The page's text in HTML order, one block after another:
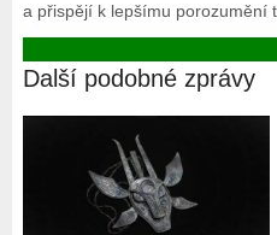
a přispějí k lepšímu porozumění
Další podobné zprávy